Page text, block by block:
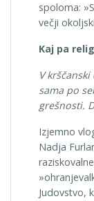
spoloma:
večji
Kaj pa
V
sama po
grešnosti.
Izjemno
Nadja
Judovstvo,